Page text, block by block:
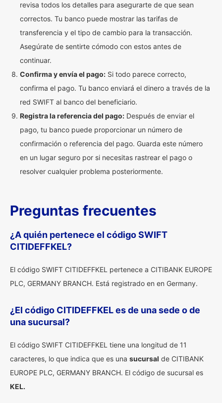
revisa todos los detalles para asegurarte de que sean
correctos. Tu banco puede mostrar las tarifas de
transferencia y el tipo de cambio para la transacción.
Asegúrate de sentirte cómodo con estos antes de
continuar.
Confirma y envía el pago: Si todo parece correcto,
confirma el pago. Tu banco enviará el dinero a través de la
red SWIFT al banco del beneficiario.
Registra la referencia del pago: Después de enviar el
pago, tu banco puede proporcionar un número de
confirmación o referencia del pago. Guarda este número
en un lugar seguro por si necesitas rastrear el pago o
resolver cualquier problema posteriormente.
Preguntas frecuentes
¿A quién pertenece el código SWIFT
CITIDEFFKEL?
El código SWIFT CITIDEFFKEL pertenece a CITIBANK EUROPE
PLC, GERMANY BRANCH. Está registrado en en Germany.
¿El código CITIDEFFKEL es de una sede o de
una sucursal?
El código SWIFT CITIDEFFKEL tiene una longitud de 11
caracteres, lo que indica que es una sucursal de CITIBANK
EUROPE PLC, GERMANY BRANCH. El código de sucursal es
KEL.